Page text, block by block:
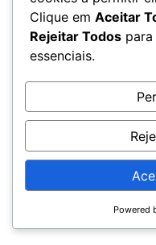
Clique em Aceitar
Rejeitar Todos
essenciais.
Powered